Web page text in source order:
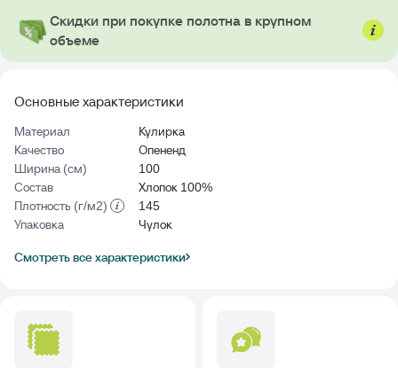
Основные характеристики
Материал
Кулирка
Качество
Опененд
Ширина (см)
100
Состав
Хлопок 100%
Плотность (г/м2)
145
Упаковка
Чулок
Смотреть все характеристики
Скидки при покупке полотна в крупном
объеме